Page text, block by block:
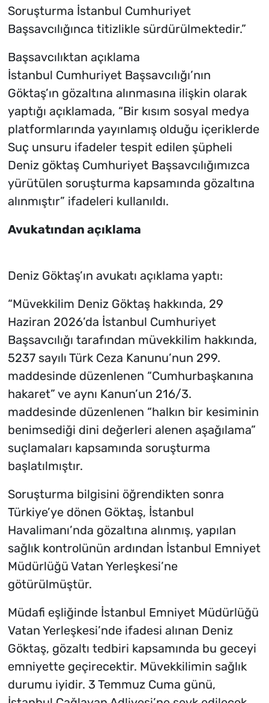
Soruşturma İstanbul Cumhuriyet
Başsavcılığınca titizlikle sürdürülmektedir.”
Başsavcılıktan açıklama
İstanbul Cumhuriyet Başsavcılığı’nın
Göktaş’ın gözaltına alınmasına ilişkin olarak
yaptığı açıklamada, “Bir kısım sosyal medya
platformlarında yayınlamış olduğu içeriklerde
Suç unsuru ifadeler tespit edilen şüpheli
Deniz göktaş Cumhuriyet Başsavcılığımızca
yürütülen soruşturma kapsamında gözaltına
alınmıştır” ifadeleri kullanıldı.
Avukatından açıklama
Deniz Göktaş’ın avukatı açıklama yaptı:
“Müvekkilim Deniz Göktaş hakkında, 29
Haziran 2026’da İstanbul Cumhuriyet
Başsavcılığı tarafından müvekkilim hakkında,
5237 sayılı Türk Ceza Kanunu’nun 299.
maddesinde düzenlenen “Cumhurbaşkanına
hakaret” ve aynı Kanun’un 216/3.
maddesinde düzenlenen “halkın bir kesiminin
benimsediği dini değerleri alenen aşağılama”
suçlamaları kapsamında soruşturma
başlatılmıştır.
Soruşturma bilgisini öğrendikten sonra
Türkiye’ye dönen Göktaş, İstanbul
Havalimanı’nda gözaltına alınmış, yapılan
sağlık kontrolünün ardından İstanbul Emniyet
Müdürlüğü Vatan Yerleşkesi’ne
götürülmüştür.
Müdafi eşliğinde İstanbul Emniyet Müdürlüğü
Vatan Yerleşkesi’nde ifadesi alınan Deniz
Göktaş, gözaltı tedbiri kapsamında bu geceyi
emniyette geçirecektir. Müvekkilimin sağlık
durumu iyidir. 3 Temmuz Cuma günü,